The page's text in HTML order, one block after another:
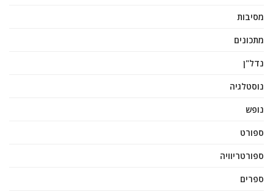
מסיבות
מתכונים
נדל"ן
נוסטלגיה
נופש
ספורט
ספורטריוויה
ספרים